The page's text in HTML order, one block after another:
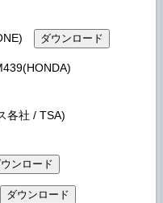
各社 / TSA)